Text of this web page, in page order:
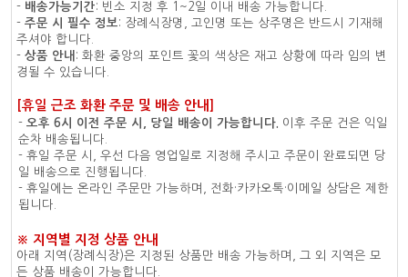
- 배송가능기간: 빈소 지정 후 1~2일 이내 배송 가능합니다.
- 주문 시 필수 정보: 장례식장명, 고인명 또는 상주명은 반드시 기재해
주셔야 합니다.
- 상품 안내 : 화환 중앙의 포인트 꽃의 색상은 재고 상황에 따라 임의 변
경될 수 있습니다.
[휴일 근조 화환 주문 및 배송 안내]
- 오후 6시 이전 주문 시, 당일 배송이 가능합니다.
이후 주문 건은 익일
순차 배송됩니다.
- 휴일 주문 시, 우선 다음 영업일로 지정해 주시고 주문이 완료되면 당
일 배송으로 진행됩니다.
- 휴일에는 온라인 주문만 가능하며, 전화·카카오톡·이메일 상담은 제한
됩니다.
※ 지역별 지정 상품 안내
아래 지역(장례식장)은 지정된 상품만 배송 가능하며, 그 외 지역은 모
든 상품 배송이 가능합니다.